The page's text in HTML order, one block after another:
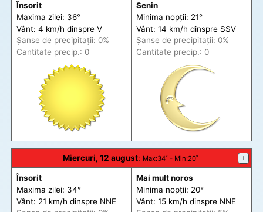
Însorit
Maxima zilei: 36°
Vânt: 4 km/h dinspre V
Șanse de precipitații: 0%
Cantitate precip.: 0
Senin
Minima nopții: 21°
Vânt: 14 km/h dinspre SSV
Șanse de precipitații: 0%
Cantitate precip.: 0
Miercuri, 12 august: Max:34˚ - Min:20˚ +
Însorit
Maxima zilei: 34°
Vânt: 21 km/h dinspre NNE
Mai mult noros
Minima nopții: 20°
Vânt: 15 km/h dinspre NNE